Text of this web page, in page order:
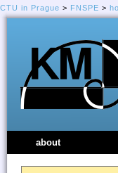
CTU in Prague > FNSPE >
about